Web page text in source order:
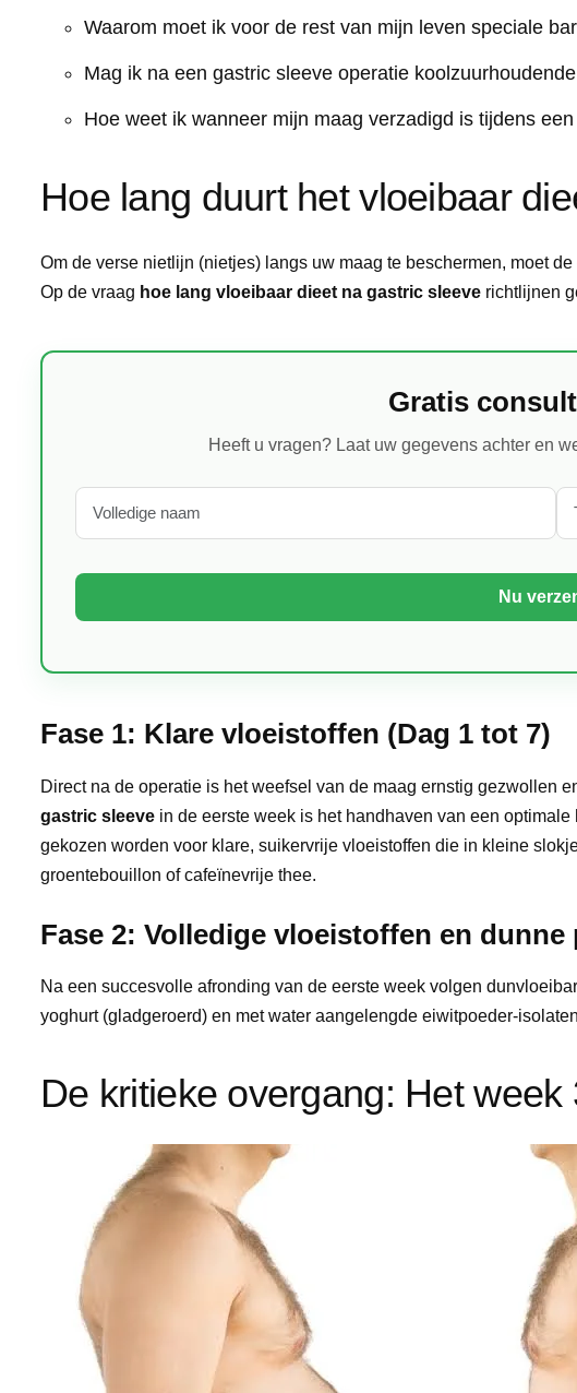
Waarom moet ik voor de rest van mijn leven speciale
Mag ik na een gastric sleeve operatie
Hoe weet ik wanneer mijn maag verzadigd is tijdens
Hoe lang duurt het vloeibaar
Om de verse nietlijn (nietjes) langs uw maag te beschermen, moet
Op de vraag hoe lang vloeibaar dieet na gastric sleeve richtlijnen
Gratis
Heeft u vragen? Laat uw gegevens achter en
Fase 1: Klare vloeistoffen (Dag 1 tot 7)
Direct na de operatie is het weefsel van de maag ernstig gezwollen
gastric sleeve in de eerste week is het handhaven van een
gekozen worden voor klare, suikervrije vloeistoffen die in kleine
groentebouillon of cafeïnevrije thee.
Fase 2: Volledige vloeistoffen en
Na een succesvolle afronding van de eerste week volgen
yoghurt (gladgeroerd) en met water aangelengde eiwitpoeder-
De kritieke overgang: Het